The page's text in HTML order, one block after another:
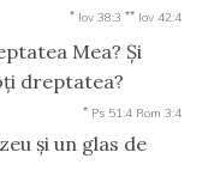
* Iov 38:3 ** Iov 42:4
Mea? Şi
dreptatea?
* Ps 51:4 Rom 3:4
şi un glas de